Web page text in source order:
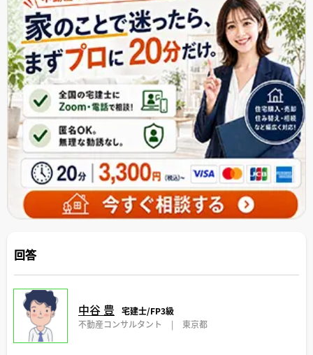
回答
中谷 豊
宅建士/FP3級
不動産コンサルタント
| 東京都